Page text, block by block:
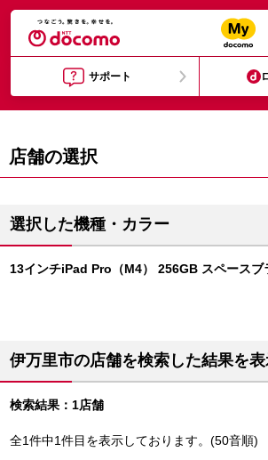
サポート
店舗の選択
選択した機種・カラー
13インチiPad Pro（M4） 256GB スペースブ
伊万里市の店舗を検索した結果を
検索結果：1店舗
全1件中1件目を表示しております。(50音順)